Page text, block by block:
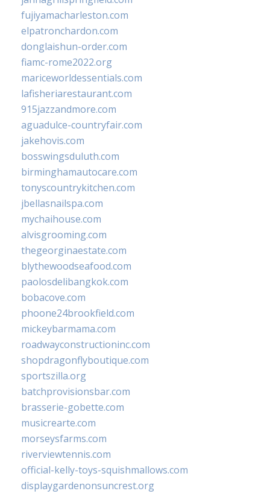
fujiyamacharleston.com
elpatronchardon.com
donglaishun-order.com
fiamc-rome2022.org
mariceworldessentials.com
lafisheriarestaurant.com
915jazzandmore.com
aguadulce-countryfair.com
jakehovis.com
bosswingsduluth.com
birminghamautocare.com
tonyscountrykitchen.com
jbellasnailspa.com
mychaihouse.com
alvisgrooming.com
thegeorginaestate.com
blythewoodseafood.com
paolosdelibangkok.com
bobacove.com
phoone24brookfield.com
mickeybarmama.com
roadwayconstructioninc.com
shopdragonflyboutique.com
sportszilla.org
batchprovisionsbar.com
brasserie-gobette.com
musicrearte.com
morseysfarms.com
riverviewtennis.com
official-kelly-toys-squishmallows.com
displaygardenonsuncrest.org